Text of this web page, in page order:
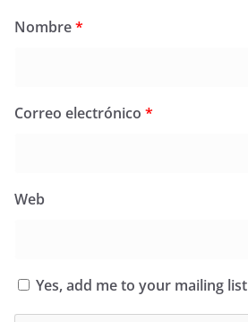
Nombre*
Correo electrónico *
Web
Yes, add me to your mailing list